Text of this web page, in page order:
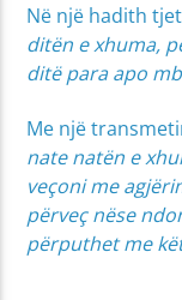
Në një hadith
ditën e xhuma,
ditë para apo
Me një
nate natën e
veçoni me
përveç nëse
përputhet me